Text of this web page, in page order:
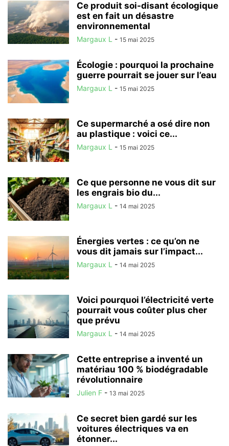
Ce produit soi-disant écologique
est en fait un désastre
environnemental
Margaux L - 15 mai 2025
Écologie : pourquoi la prochaine
guerre pourrait se jouer sur l’eau
Margaux L - 15 mai 2025
Ce supermarché a osé dire non
au plastique : voici ce...
Margaux L - 15 mai 2025
Ce que personne ne vous dit sur
les engrais bio du...
Margaux L - 14 mai 2025
Énergies vertes : ce qu’on ne
vous dit jamais sur l’impact...
Margaux L - 14 mai 2025
Voici pourquoi l’électricité verte
pourrait vous coûter plus cher
que prévu
Margaux L - 14 mai 2025
Cette entreprise a inventé un
matériau 100 % biodégradable
révolutionnaire
Julien F - 13 mai 2025
Ce secret bien gardé sur les
voitures électriques va en
étonner...